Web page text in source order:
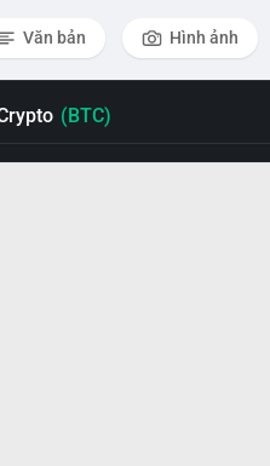
Văn bản Hình ảnh
(BTC)